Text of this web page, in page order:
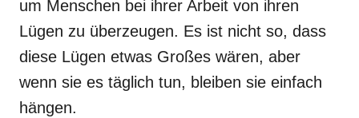
um Menschen bei ihrer Arbeit von ihren
Lügen zu überzeugen. Es ist nicht so, dass
diese Lügen etwas Großes wären, aber
wenn sie es täglich tun, bleiben sie einfach
hängen.